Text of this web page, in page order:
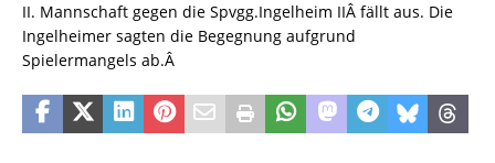
II. Mannschaft gegen die Spvgg.Ingelheim IIÂ fällt aus. Die
Ingelheimer sagten die Begegnung aufgrund
Spielermangels ab.Â